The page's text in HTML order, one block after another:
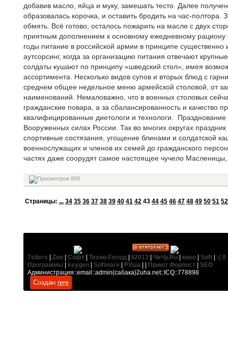
добавив масло, яйца и муку, замешать тесто. Далее
образовалась корочка, и оставить бродить на час-
обмять. Всё готово, осталось пожарить на масле с двух
приятным дополнением к основному ежедневному рациону
годы питание в российской армии в принципе
аутсорсинг, когда за организацию питания отвечают
солдаты кушают по принципу «шведский стол», имея
ассортимента. Несколько видов супов и вторых блюд с
среднем общее недельное меню армейской столовой, от
наименований. Немаловажно, что в военных столовых
гражданские повара, а за сбалансированность и качество
квалифицированные диетологи и технологи.
Вооруженных силах России. Так во многих округах
спортивные состязания, угощение блинами и солдатской
военнослужащих и членов их семей до гражданского
частях даже соорудят самое настоящее чучело Масленицы,
809
Cтраницы: ... 34 35 36 37 38 39 40 41 42 43 44 45 46 47 48 49 50 51 52
7siters Zoo Софт Техно-Голод li2013 ЧеЧу.Ru кино Soft
:( 0
Программы
keygen Software РУша Приют Форпост
SEO
Администрация::email::admin(сабака)2uha.net::ICQ::778898
Создан rere